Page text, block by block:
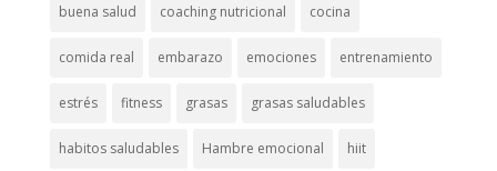
buena salud coaching nutricional cocina
comida real embarazo emociones entrenamiento
estrés fitness grasas grasas saludables
habitos saludables Hambre emocional hiit